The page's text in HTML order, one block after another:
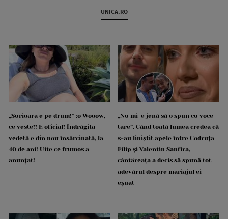
UNICA.RO
„Surioara e pe drum!” :o Wooow,
ce veste!! E oficial! Îndrăgita
vedetă e din nou însărcinată, la
40 de ani! Uite ce frumos a
anunțat!
„Nu mi-e jenă să o spun cu voce
tare”. Când toată lumea credea că
s-au liniștit apele între Codruța
Filip și Valentin Sanfira,
cântăreața a decis să spună tot
adevărul despre mariajul ei
eșuat